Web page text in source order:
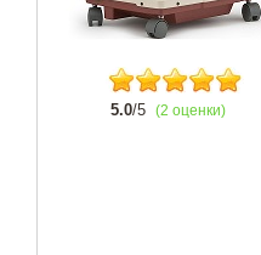
5.0/5 (2 оценки)